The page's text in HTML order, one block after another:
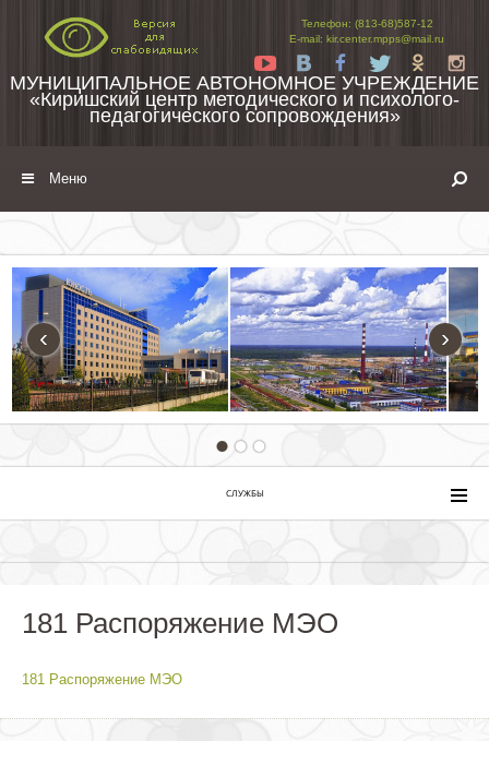
Телефон: (813-68)587-12
E-mail: kir.center.mpps@mail.ru
Yt
Tw
МУНИЦИПАЛЬНОЕ АВТОНОМНОЕ УЧРЕЖДЕНИЕ
«Киришский центр методического и психолого-
педагогического сопровождения»
Меню
‹ ›
СЛУЖБЫ
181 Распоряжение МЭО
181 Распоряжение МЭО